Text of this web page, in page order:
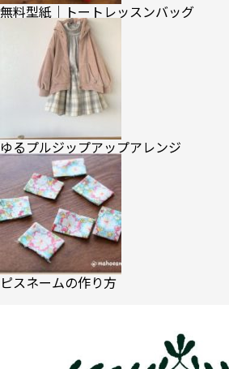
無料型紙｜トートレッスンバッグ
ゆるプルジップアップアレンジ
ピスネームの作り方